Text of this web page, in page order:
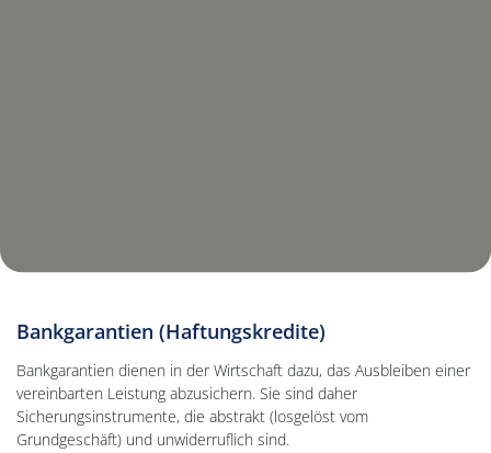
Bankgarantien (Haftungskredite)
Bankgarantien dienen in der Wirtschaft dazu, das Ausbleiben einer
vereinbarten Leistung abzusichern. Sie sind daher
Sicherungsinstrumente, die abstrakt (losgelöst vom
Grundgeschäft) und unwiderruflich sind.